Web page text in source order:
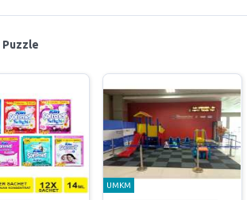
Puzzle
UMKM